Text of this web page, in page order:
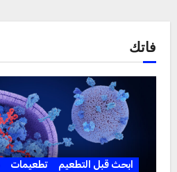
فاتك
ابحث قبل التطعيم تطعيمات